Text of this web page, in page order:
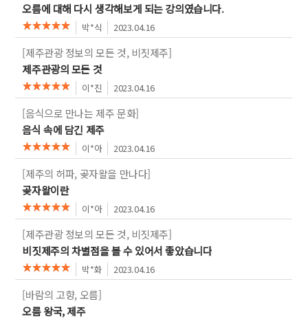
오름에 대해 다시 생각해보게 되는 강의였습니다.
박*식 2023.04.16
[제주관광 정보의 모든 것, 비짓제주]
제주관광의 모든 것
이*진 2023.04.16
[음식으로 만나는 제주 문화]
음식 속에 담긴 제주
이*아 2023.04.16
[제주의 허파, 곶자왈을 만나다]
곶자왈이란
이*아 2023.04.16
[제주관광 정보의 모든 것, 비짓제주]
비짓제주의 차별점을 볼 수 있어서 좋았습니다
박*화 2023.04.16
[바람의 고향, 오름]
오름 왕국, 제주